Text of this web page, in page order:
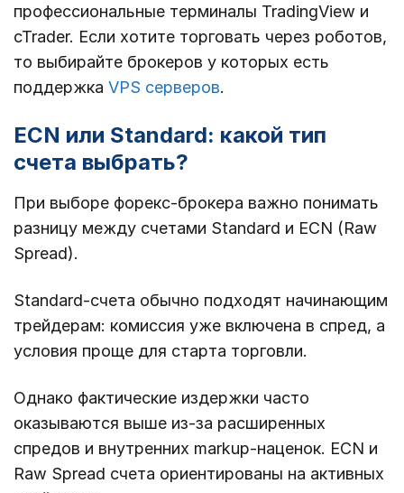
профессиональные терминалы TradingView и
cTrader. Если хотите торговать через роботов,
то выбирайте брокеров у которых есть
поддержка VPS серверов.
ECN или Standard: какой тип
счета выбрать?
При выборе форекс-брокера важно понимать
разницу между счетами Standard и ECN (Raw
Spread).
Standard-счета обычно подходят начинающим
трейдерам: комиссия уже включена в спред, а
условия проще для старта торговли.
Однако фактические издержки часто
оказываются выше из-за расширенных
спредов и внутренних markup-наценок. ECN и
Raw Spread счета ориентированы на активных